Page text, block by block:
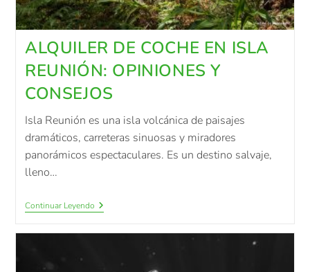
ALQUILER DE COCHE EN ISLA
REUNIÓN: OPINIONES Y
CONSEJOS
Isla Reunión es una isla volcánica de paisajes
dramáticos, carreteras sinuosas y miradores
panorámicos espectaculares. Es un destino salvaje,
lleno…
Continuar Leyendo